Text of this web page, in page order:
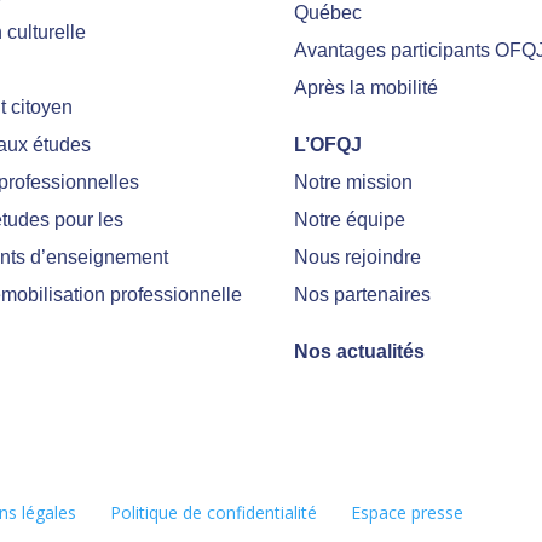
culturelle
citoyen
études
pour les
d’enseignement
professionnelle
Québec
Avantages participants
Après la mobilité
L’OFQJ
Notre mission
Notre équipe
Nous rejoindre
Nos partenaires
Nos actualités
légales Politique de confidentialité Espace presse